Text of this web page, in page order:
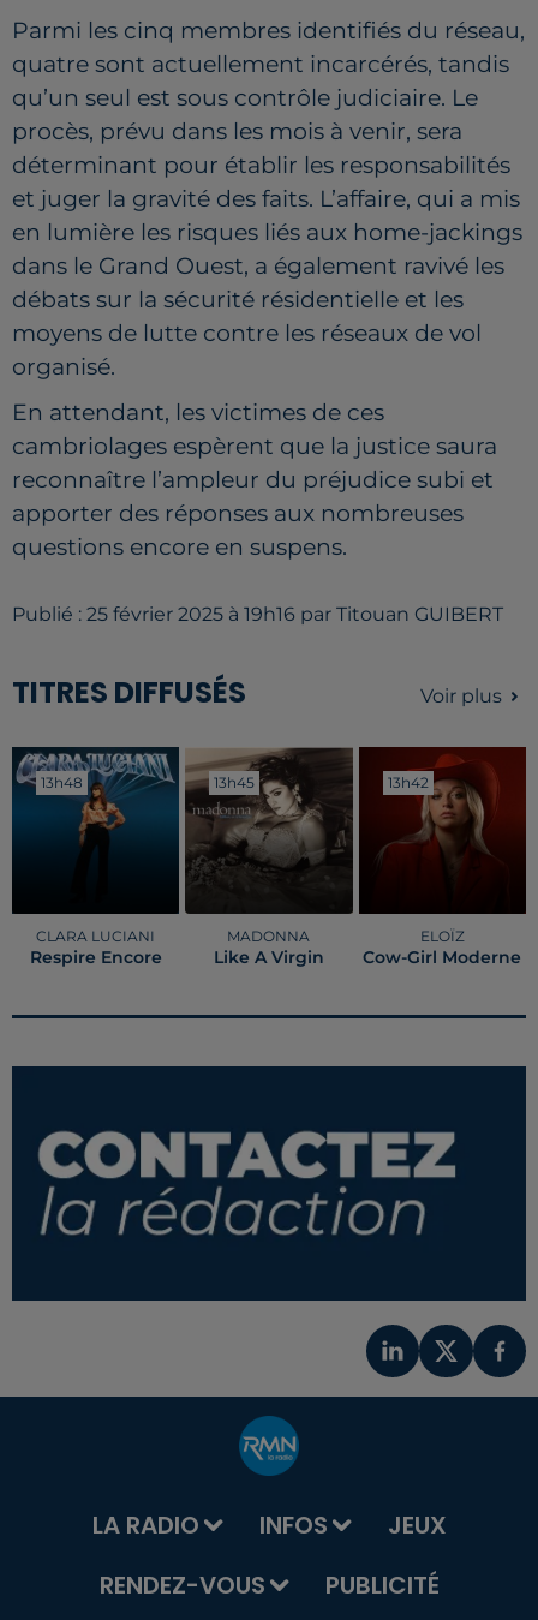
Parmi les cinq membres identifiés du réseau,
quatre sont actuellement incarcérés, tandis
qu’un seul est sous contrôle judiciaire. Le
procès, prévu dans les mois à venir, sera
déterminant pour établir les responsabilités
et juger la gravité des faits. L’affaire, qui a mis
en lumière les risques liés aux home-jackings
dans le Grand Ouest, a également ravivé les
débats sur la sécurité résidentielle et les
moyens de lutte contre les réseaux de vol
organisé.
En attendant, les victimes de ces
cambriolages espèrent que la justice saura
reconnaître l’ampleur du préjudice subi et
apporter des réponses aux nombreuses
questions encore en suspens.
Publié : 25 février 2025 à 19h16 par Titouan GUIBERT
TITRES DIFFUSÉS Voir plus
13h48
13h48
CLARA LUCIANI
Respire Encore
13h45
13h45
MADONNA
Like A Virgin
13h42
13h42
ELOÏZ
Cow-Girl Moderne
LA RADIO INFOS
JEUX
RENDEZ-VOUS
PUBLICITÉ